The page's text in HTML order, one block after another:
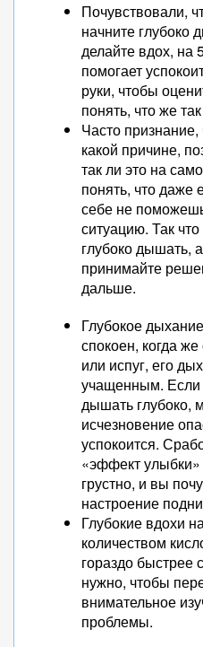
Почувствовали,
начните глубоко
делайте вдох, на
помогает
руки, чтобы
понять, что же
Часто
какой причине,
так ли это на
понять, что даже
себе не
ситуацию. Так
глубоко дышать,
принимайте
дальше.
Глубокое
спокоен, когда
или испуг, его
учащенным. Если
дышать глубоко,
исчезновение
успокоится.
«эффект
грустно, и вы
настроение
Глубокие вдохи
количеством
гораздо быстрее
нужно, чтобы
внимательное
проблемы.